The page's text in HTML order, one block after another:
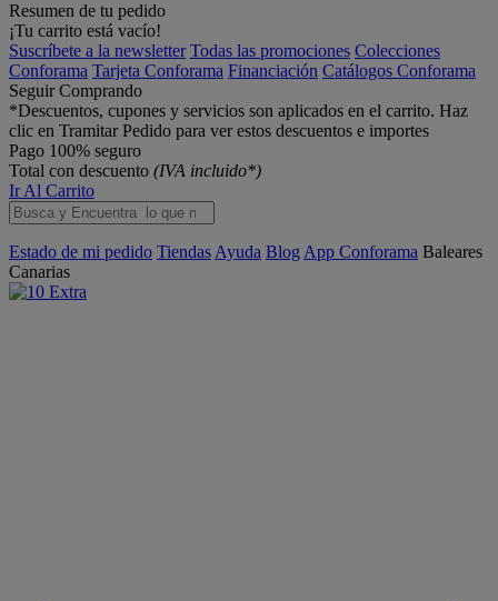
Resumen de tu pedido
¡Tu carrito está vacío!
Suscríbete a la newsletter Todas las promociones Colecciones
Conforama Tarjeta Conforama Financiación Catálogos Conforama
Seguir Comprando
*Descuentos, cupones y servicios son aplicados en el carrito. Haz
clic en Tramitar Pedido para ver estos descuentos e importes
Pago 100% seguro
Total con descuento (IVA incluido*)
Ir Al Carrito
Estado de mi pedido Tiendas Ayuda Blog App Conforama Baleares
Canarias